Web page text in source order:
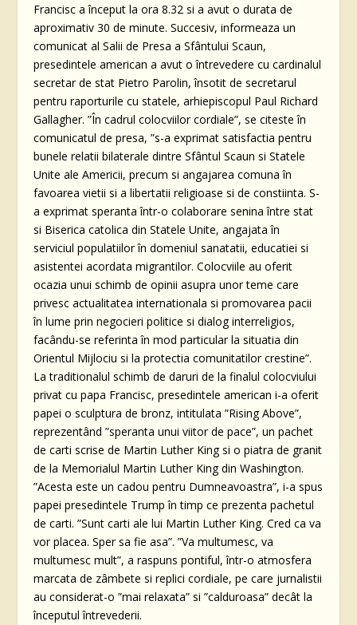
Francisc a început la ora 8.32 si a avut o durata de
aproximativ 30 de minute. Succesiv, informeaza un
comunicat al Salii de Presa a Sfântului Scaun,
presedintele american a avut o întrevedere cu cardinalul
secretar de stat Pietro Parolin, însotit de secretarul
pentru raporturile cu statele, arhiepiscopul Paul Richard
Gallagher. ”În cadrul colocviilor cordiale”, se citeste în
comunicatul de presa, ”s-a exprimat satisfactia pentru
bunele relatii bilaterale dintre Sfântul Scaun si Statele
Unite ale Americii, precum si angajarea comuna în
favoarea vietii si a libertatii religioase si de constiinta. S-
a exprimat speranta într-o colaborare senina între stat
si Biserica catolica din Statele Unite, angajata în
serviciul populatiilor în domeniul sanatatii, educatiei si
asistentei acordata migrantilor. Colocviile au oferit
ocazia unui schimb de opinii asupra unor teme care
privesc actualitatea internationala si promovarea pacii
în lume prin negocieri politice si dialog interreligios,
facându-se referinta în mod particular la situatia din
Orientul Mijlociu si la protectia comunitatilor crestine”.
La traditionalul schimb de daruri de la finalul colocviului
privat cu papa Francisc, presedintele american i-a oferit
papei o sculptura de bronz, intitulata ”Rising Above”,
reprezentând ”speranta unui viitor de pace”, un pachet
de carti scrise de Martin Luther King si o piatra de granit
de la Memorialul Martin Luther King din Washington.
”Acesta este un cadou pentru Dumneavoastra”, i-a spus
papei presedintele Trump în timp ce prezenta pachetul
de carti. ”Sunt carti ale lui Martin Luther King. Cred ca va
vor placea. Sper sa fie asa”. ”Va multumesc, va
multumesc mult”, a raspuns pontiful, într-o atmosfera
marcata de zâmbete si replici cordiale, pe care jurnalistii
au considerat-o ”mai relaxata” si ”calduroasa” decât la
începutul întrevederii.